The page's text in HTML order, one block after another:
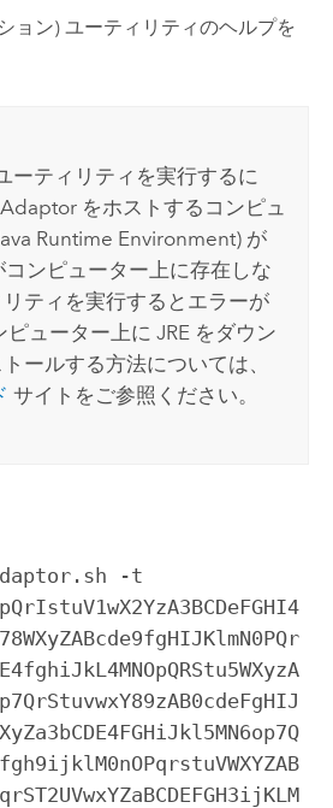
ョン) ユーティリティのヘルプを
ーティリティを実行するに
をホストするコンピュ
Runtime Environment) が
コンピューター上に存在しな
ティを実行するとエラーが
ューター上に JRE をダウン
ールする方法については、
サイトをご参照ください。
-t